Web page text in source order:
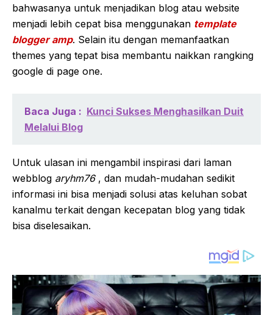
bahwasanya untuk menjadikan blog atau website
menjadi lebih cepat bisa menggunakan template
blogger amp. Selain itu dengan memanfaatkan
themes yang tepat bisa membantu naikkan rangking
google di page one.
Baca Juga : Kunci Sukses Menghasilkan Duit
Melalui Blog
Untuk ulasan ini mengambil inspirasi dari laman
webblog aryhm76 , dan mudah-mudahan sedikit
informasi ini bisa menjadi solusi atas keluhan sobat
kanalmu terkait dengan kecepatan blog yang tidak
bisa diselesaikan.